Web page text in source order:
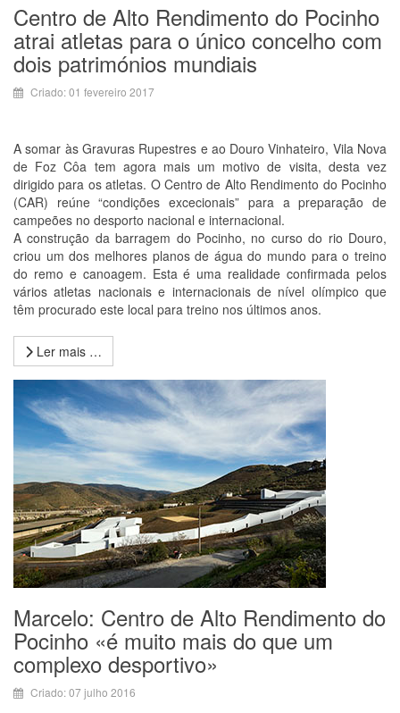
Centro de Alto Rendimento do Pocinho
atrai atletas para o único concelho com
dois patrimónios mundiais
Criado: 01 fevereiro 2017
A somar às Gravuras Rupestres e ao Douro Vinhateiro, Vila Nova
de Foz Côa tem agora mais um motivo de visita, desta vez
dirigido para os atletas. O Centro de Alto Rendimento do Pocinho
(CAR) reúne “condições excecionais” para a preparação de
campeões no desporto nacional e internacional.
A construção da barragem do Pocinho, no curso do rio Douro,
criou um dos melhores planos de água do mundo para o treino
do remo e canoagem. Esta é uma realidade confirmada pelos
vários atletas nacionais e internacionais de nível olímpico que
têm procurado este local para treino nos últimos anos.
Ler mais …
Marcelo: Centro de Alto Rendimento do
Pocinho «é muito mais do que um
complexo desportivo»
Criado: 07 julho 2016